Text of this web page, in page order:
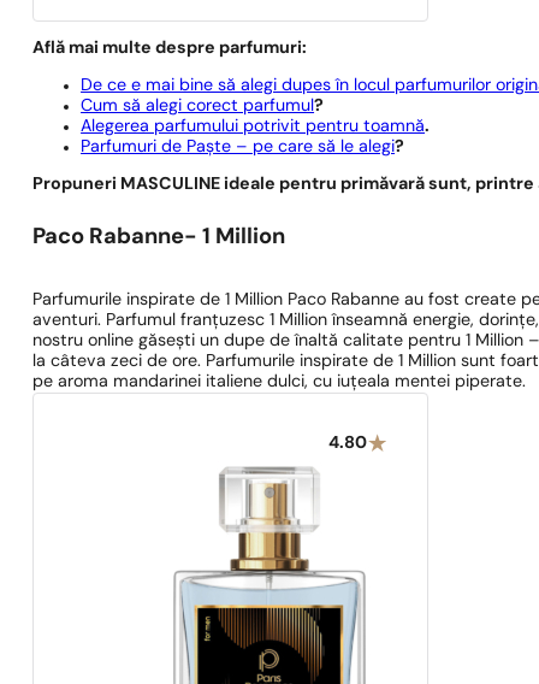
Află mai multe despre parfumuri:
De ce e mai bine să alegi dupes în locul parfumurilor
Cum să alegi corect parfumul?
Alegerea parfumului potrivit pentru toamnă.
Parfumuri de Paște – pe care să le alegi?
Propuneri MASCULINE ideale pentru primăvară sunt,
Paco Rabanne- 1 Million
Parfumurile inspirate de 1 Million Paco Rabanne au fost create
aventuri. Parfumul franțuzesc 1 Million înseamnă energie,
nostru online găsești un dupe de înaltă calitate pentru 1
la câteva zeci de ore. Parfumurile inspirate de 1 Million sunt
pe aroma mandarinei italiene dulci, cu iuțeala mentei piperate.
4.80